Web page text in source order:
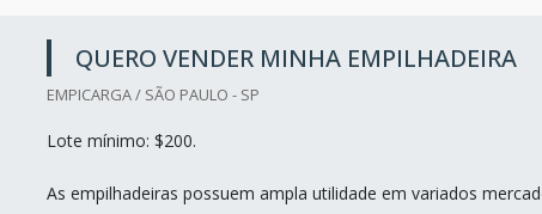
QUERO VENDER MINHA EMPILHADEIRA
EMPICARGA / SÃO PAULO - SP
Lote mínimo: $200.
As empilhadeiras possuem ampla utilidade em variados